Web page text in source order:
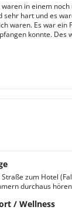
waren in einem
sehr hart und es
waren. Es war ein
konnte. Des
Straße zum Hotel
durchaus
/ Wellness